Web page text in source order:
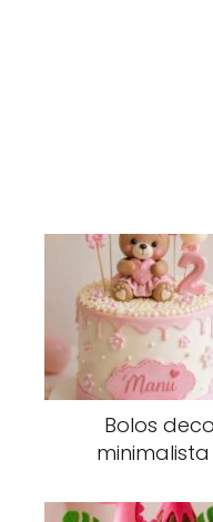
Bolos